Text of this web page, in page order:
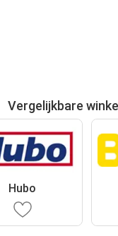
Vergelijkbare
Hubo